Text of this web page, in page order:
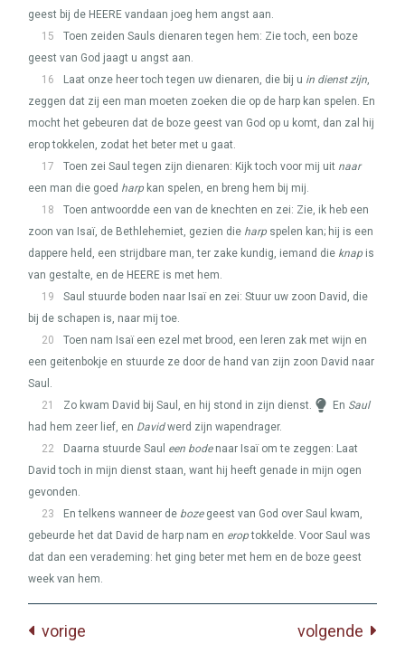
geest bij de HEERE vandaan joeg hem angst aan.
15
Toen zeiden Sauls dienaren tegen hem: Zie toch, een boze
geest van God jaagt u angst aan.
16
Laat onze heer toch tegen uw dienaren, die bij u in dienst zijn,
zeggen dat zij een man moeten zoeken die op de harp kan spelen. En
mocht het gebeuren dat de boze geest van God op u komt, dan zal hij
erop tokkelen, zodat het beter met u gaat.
17
Toen zei Saul tegen zijn dienaren: Kijk toch voor mij uit naar
een man die goed harp kan spelen, en breng hem bij mij.
18
Toen antwoordde een van de knechten en zei: Zie, ik heb een
zoon van Isaï, de Bethlehemiet, gezien die harp spelen kan; hij is een
dappere held, een strijdbare man, ter zake kundig, iemand die knap is
van gestalte, en de HEERE is met hem.
19
Saul stuurde boden naar Isaï en zei: Stuur uw zoon David, die
bij de schapen is, naar mij toe.
20
Toen nam Isaï een ezel met brood, een leren zak met wijn en
een geitenbokje en stuurde ze door de hand van zijn zoon David naar
Saul.
21
Zo kwam David bij Saul, en hij stond in zijn dienst. En Saul
had hem zeer lief, en Davidwerd zijn wapendrager.
22
Daarna stuurde Saul een bodenaar Isaï om te zeggen: Laat
David toch in mijn dienst staan, want hij heeft genade in mijn ogen
gevonden.
23
En telkens wanneer de bozegeest van God over Saul kwam,
gebeurde het dat David de harp nam en eroptokkelde. Voor Saul was
dat dan een verademing: het ging beter met hem en de boze geest
week van hem.
vorige volgende